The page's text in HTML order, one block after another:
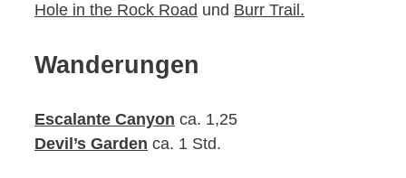
Hole in the Rock Road und Burr Trail.
Wanderungen
Escalante Canyon ca. 1,25
Devil’s Garden ca. 1 Std.